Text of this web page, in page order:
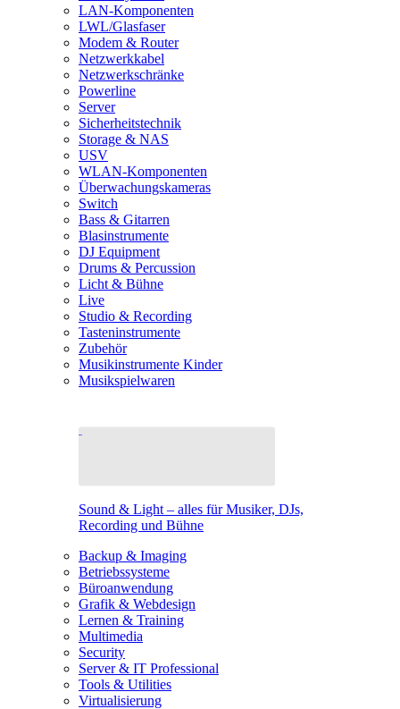
LAN-Komponenten
LWL/Glasfaser
Modem & Router
Netzwerkkabel
Netzwerkschränke
Powerline
Server
Sicherheitstechnik
Storage & NAS
USV
WLAN-Komponenten
Überwachungskameras
Switch
Bass & Gitarren
Blasinstrumente
DJ Equipment
Drums & Percussion
Licht & Bühne
Live
Studio & Recording
Tasteninstrumente
Zubehör
Musikinstrumente Kinder
Musikspielwaren
Sound & Light – alles für Musiker, DJs,
Recording und Bühne
Backup & Imaging
Betriebssysteme
Büroanwendung
Grafik & Webdesign
Lernen & Training
Multimedia
Security
Server & IT Professional
Tools & Utilities
Virtualisierung